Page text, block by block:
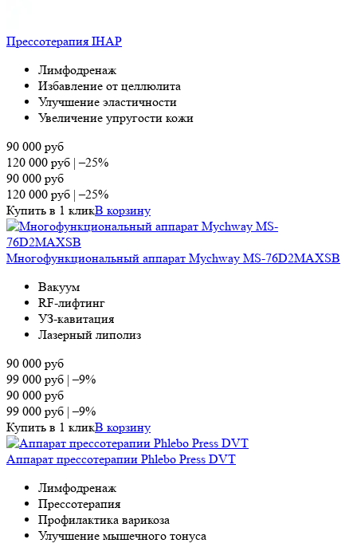
Прессотерапия IHAP
Лимфодренаж
Избавление от целлюлита
Улучшение эластичности
Увеличение упругости кожи
90 000 руб
120 000 руб |–25%
90 000 руб
120 000 руб |–25%
Купить в 1 кликВ корзину
Многофункциональный аппарат Mychway MS-76D2MAXSB
Вакуум
RF-лифтинг
УЗ-кавитация
Лазерный липолиз
90 000 руб
99 000 руб |–9%
90 000 руб
99 000 руб |–9%
Купить в 1 кликВ корзину
Аппарат прессотерапии Phlebo Press DVT
Лимфодренаж
Прессотерапия
Профилактика варикоза
Улучшение мышечного тонуса